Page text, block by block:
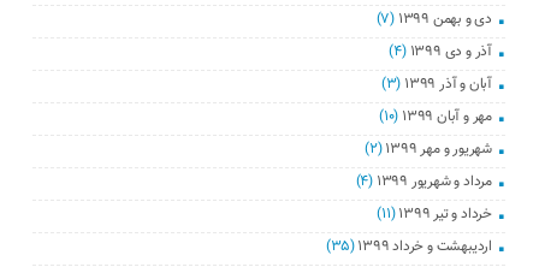
دی و بهمن ۱۳۹۹
(۷)
آذر و دی ۱۳۹۹
(۴)
آبان و آذر ۱۳۹۹
(۳)
مهر و آبان ۱۳۹۹
(۱۰)
شهریور و مهر ۱۳۹۹
(۲)
مرداد و شهریور ۱۳۹۹
(۴)
خرداد و تیر ۱۳۹۹
(۱۱)
اردیبهشت و خرداد ۱۳۹۹
(۳۵)